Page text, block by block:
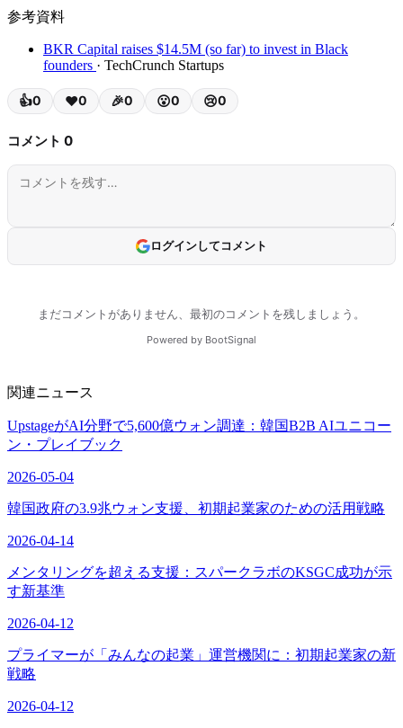
参考資料
BKR Capital raises $14.5M (so far) to invest in Black
founders · TechCrunch Startups
関連ニュース
UpstageがAI分野で5,600億ウォン調達：韓国B2B AIユニコー
ン・プレイブック
2026-05-04
韓国政府の3.9兆ウォン支援、初期起業家のための活用戦略
2026-04-14
メンタリングを超える支援：スパークラボのKSGC成功が示
す新基準
2026-04-12
プライマーが「みんなの起業」運営機関に：初期起業家の新
戦略
2026-04-12